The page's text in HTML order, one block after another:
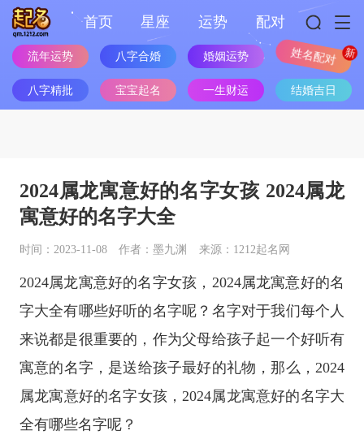
首页 星座 运势 配对
流年运势 八字合婚 婚姻运势 姓名配对
八字精批 宝宝起名 一生财运 结婚吉日
2024属龙寓意好的名字女孩 2024属龙
寓意好的名字大全
时间：2023-11-08 作者：墨九渊 来源：1212起名网
2024属龙寓意好的名字女孩，2024属龙寓意好的名
字大全有哪些好听的名字呢？名字对于我们每个人
来说都是很重要的，作为父母给孩子起一个好听有
寓意的名字，是送给孩子最好的礼物，那么，2024
属龙寓意好的名字女孩，2024属龙寓意好的名字大
全有哪些名字呢？